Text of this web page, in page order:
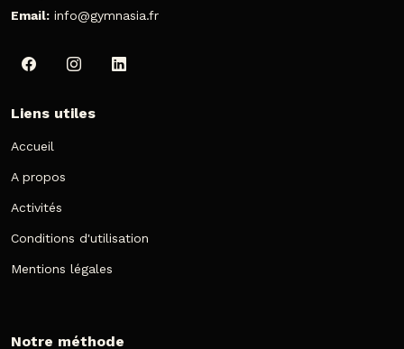
Email: info@gymnasia.fr
Liens utiles
Accueil
A propos
Activités
Conditions d'utilisation
Mentions légales
Notre méthode